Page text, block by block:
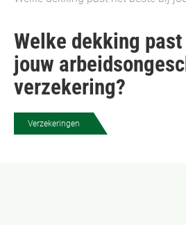
Welke dekking
jouw
verzekering?
Verzekeringen